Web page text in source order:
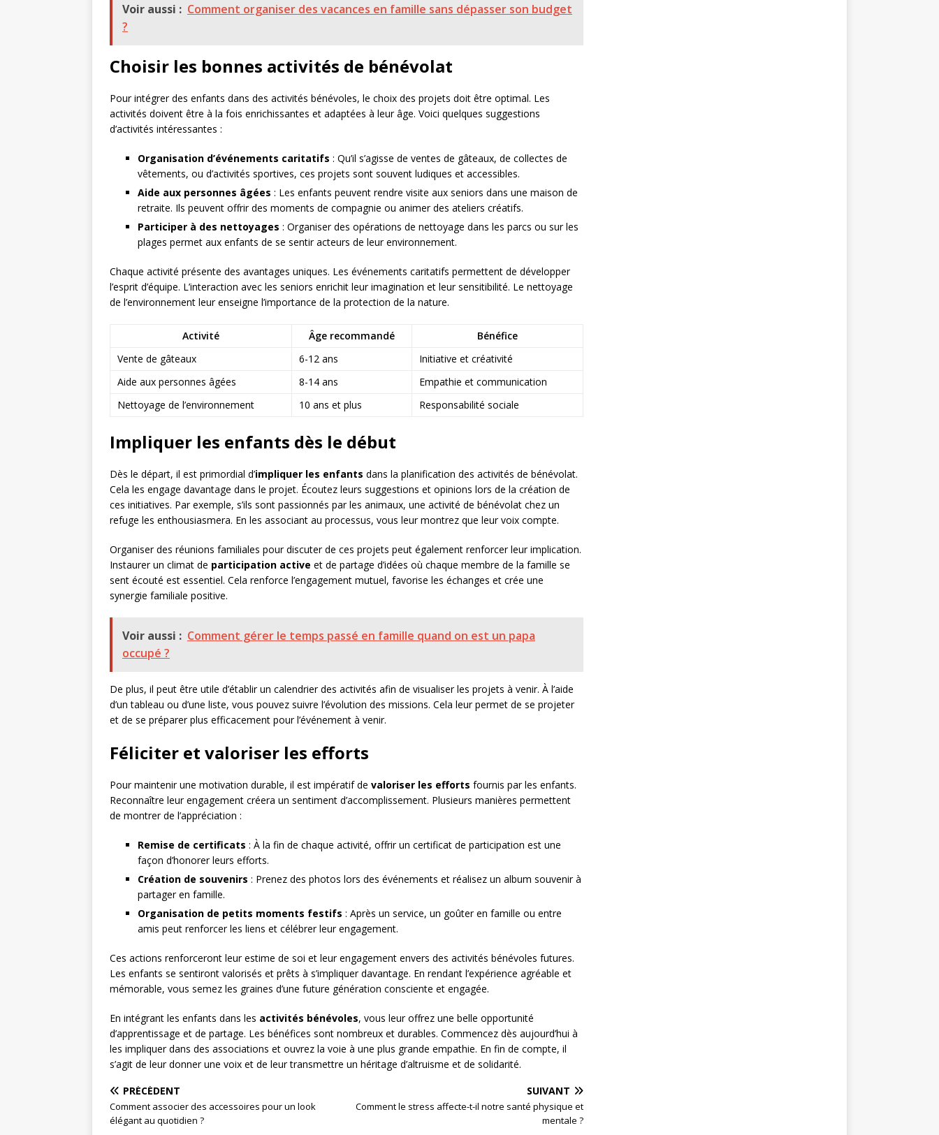
Voir aussi : Comment organiser des vacances en famille sans dépasser son budget
?
Choisir les bonnes activités de bénévolat
Pour intégrer des enfants dans des activités bénévoles, le choix des projets doit être optimal. Les
activités doivent être à la fois enrichissantes et adaptées à leur âge. Voici quelques suggestions
d’activités intéressantes :
Organisation d’événements caritatifs : Qu’il s’agisse de ventes de gâteaux, de collectes de
vêtements, ou d’activités sportives, ces projets sont souvent ludiques et accessibles.
Aide aux personnes âgées : Les enfants peuvent rendre visite aux seniors dans une maison de
retraite. Ils peuvent offrir des moments de compagnie ou animer des ateliers créatifs.
Participer à des nettoyages : Organiser des opérations de nettoyage dans les parcs ou sur les
plages permet aux enfants de se sentir acteurs de leur environnement.
Chaque activité présente des avantages uniques. Les événements caritatifs permettent de développer
l’esprit d’équipe. L’interaction avec les seniors enrichit leur imagination et leur sensitibilité. Le nettoyage
de l’environnement leur enseigne l’importance de la protection de la nature.
Activité Âge recommandé
Bénéfice
Vente de gâteaux
6-12 ans
Initiative et créativité
Aide aux personnes âgées
8-14 ans
Empathie et communication
Nettoyage de l’environnement
10 ans et plus Responsabilité sociale
Impliquer les enfants dès le début
Dès le départ, il est primordial d’impliquer les enfants dans la planification des activités de bénévolat.
Cela les engage davantage dans le projet. Écoutez leurs suggestions et opinions lors de la création de
ces initiatives. Par exemple, s’ils sont passionnés par les animaux, une activité de bénévolat chez un
refuge les enthousiasmera. En les associant au processus, vous leur montrez que leur voix compte.
Organiser des réunions familiales pour discuter de ces projets peut également renforcer leur implication.
Instaurer un climat de participation active et de partage d’idées où chaque membre de la famille se
sent écouté est essentiel. Cela renforce l’engagement mutuel, favorise les échanges et crée une
synergie familiale positive.
Voir aussi : Comment gérer le temps passé en famille quand on est un papa
occupé ?
De plus, il peut être utile d’établir un calendrier des activités afin de visualiser les projets à venir. À l’aide
d’un tableau ou d’une liste, vous pouvez suivre l’évolution des missions. Cela leur permet de se projeter
et de se préparer plus efficacement pour l’événement à venir.
Féliciter et valoriser les efforts
Pour maintenir une motivation durable, il est impératif de valoriser les efforts fournis par les enfants.
Reconnaître leur engagement créera un sentiment d’accomplissement. Plusieurs manières permettent
de montrer de l’appréciation :
Remise de certificats : À la fin de chaque activité, offrir un certificat de participation est une
façon d’honorer leurs efforts.
Création de souvenirs : Prenez des photos lors des événements et réalisez un album souvenir à
partager en famille.
Organisation de petits moments festifs : Après un service, un goûter en famille ou entre
amis peut renforcer les liens et célébrer leur engagement.
Ces actions renforceront leur estime de soi et leur engagement envers des activités bénévoles futures.
Les enfants se sentiront valorisés et prêts à s’impliquer davantage. En rendant l’expérience agréable et
mémorable, vous semez les graines d’une future génération consciente et engagée.
En intégrant les enfants dans les activités bénévoles, vous leur offrez une belle opportunité
d’apprentissage et de partage. Les bénéfices sont nombreux et durables. Commencez dès aujourd’hui à
les impliquer dans des associations et ouvrez la voie à une plus grande empathie. En fin de compte, il
s’agit de leur donner une voix et de leur transmettre un héritage d’altruisme et de solidarité.
PRÉCÉDENT
Comment associer des accessoires pour un look
élégant au quotidien ?
SUIVANT
Comment le stress affecte-t-il notre santé physique et
mentale ?